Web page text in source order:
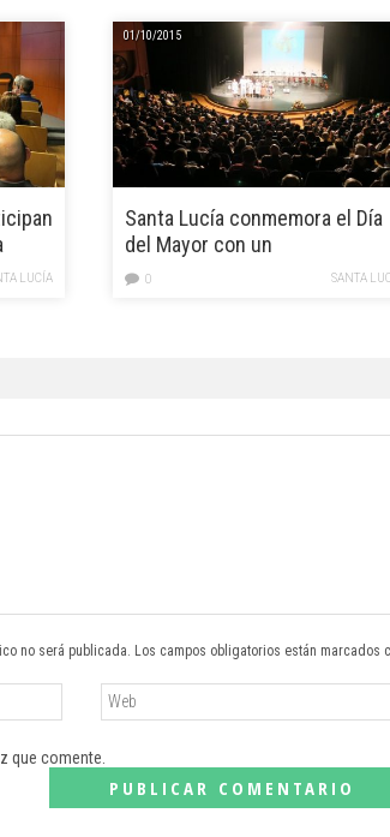
LUCÍA
01/10/2015
Santa Lucía conmemora el Día
del Mayor con un
hermanamiento y una galaSANTA
0
no será publicada. Los campos obligatorios están marcados
que comente.